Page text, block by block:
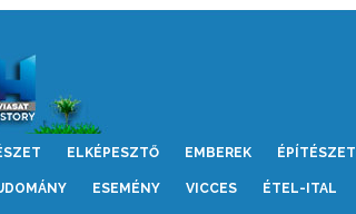
ELKÉPESZTŐ EMBEREK ÉPÍTÉSZET
ESEMÉNY VICCES ÉTEL-ITAL